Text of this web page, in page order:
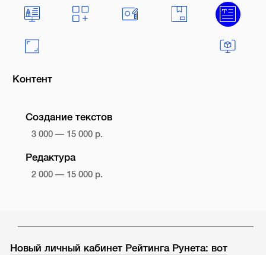
Контент
Создание текстов
3 000 — 15 000 р.
Редактура
2 000 — 15 000 р.
Новый личный кабинет Рейтинга Рунета: вот